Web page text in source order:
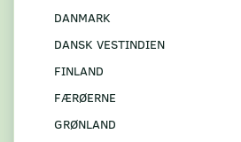
DANMARK
DANSK VESTINDIEN
FINLAND
FÆRØERNE
GRØNLAND